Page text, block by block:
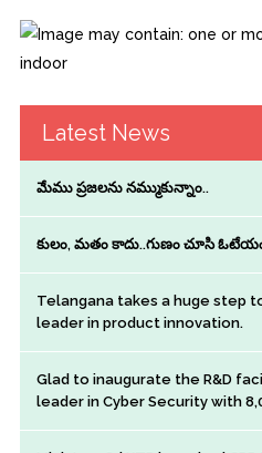
Latest News
మేము ప్రజలను నమ్ముకున్నాం..
కులం, మతం కాదు..గుణం చూసి
Telangana takes a huge step
leader in product innovation.
Glad to inaugurate the R&D
leader in Cyber Security with